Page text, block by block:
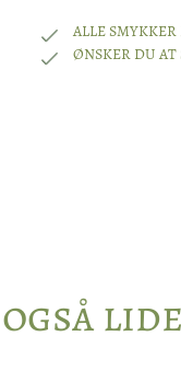
18k guld
Andet?Other?
ALLE
ØNSKER DU AT
lide